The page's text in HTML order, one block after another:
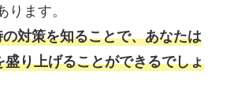
ります。
対策を知ることで、あなたは
盛り上げることができるでしょ